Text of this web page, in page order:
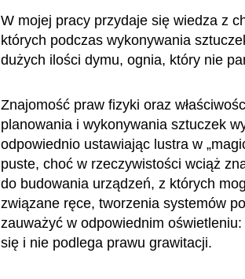
W mojej pracy przydaje się wiedza z
których podczas wykonywania
dużych ilości dymu, ognia, który nie
Znajomość praw fizyki oraz
planowania i wykonywania sztuczek
odpowiednio ustawiając lustra w
puste, choć w rzeczywistości wciąż
do budowania urządzeń, z których
związane ręce, tworzenia systemów
zauważyć w odpowiednim
się i nie podlega prawu grawitacji.